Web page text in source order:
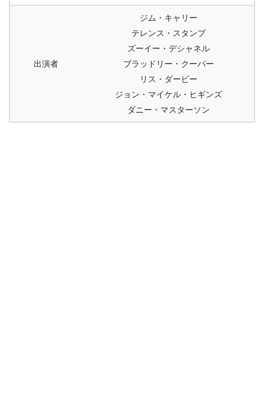
出演者
ジム・キャリー
テレンス・スタンプ
ズーイー・デシャネル
ブラッドリー・クーパー
リス・ダービー
ジョン・マイケル・ヒギンズ
ダニー・マスターソン